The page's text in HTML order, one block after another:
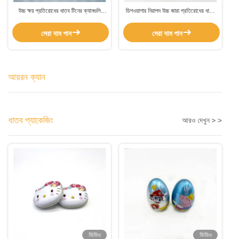
উচ্চ ক্ষয় প্রতিরোধের ধাতব টিনের ক্যানগুলি
রাসায়নিকের জন্য নিরাপদ ডিশওয়াশার
সেরা দাম পান
ডিশওয়াশার নিরাপদ উচ্চ জারা প্রতিরোধের ধাতব
রাসায়নিক জন্য কাস্টমাইজযোগ্য
সেরা দাম পান
আয়রন ক্যান
ধাতব প্যাকেজিং আরও দেখুন > >
ভিডিও
ভিডিও